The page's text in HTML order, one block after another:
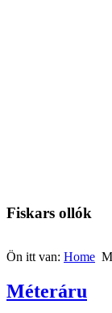
Fiskars ollók
Ön itt van: Home
Méteráru